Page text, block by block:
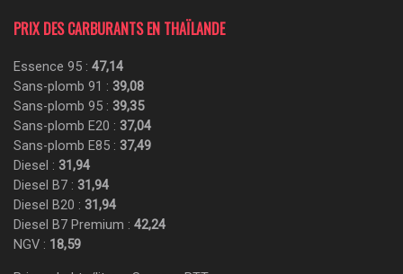
PRIX DES CARBURANTS EN THAÏLANDE
Essence 95 : 47,14
Sans-plomb 91 : 39,08
Sans-plomb 95 : 39,35
Sans-plomb E20 : 37,04
Sans-plomb E85 : 37,49
Diesel : 31,94
Diesel B7 : 31,94
Diesel B20 : 31,94
Diesel B7 Premium : 42,24
NGV : 18,59